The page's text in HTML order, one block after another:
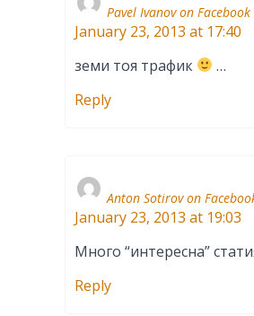
Pavel Ivanov on Facebook
January 23, 2013 at 17:40
земи тоя трафик
…
Reply
Anton Sotirov on
January 23, 2013 at 19:03
Много “интересна”
Reply